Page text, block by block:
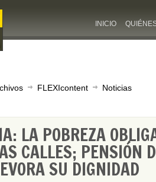
INICIO
FLEXIcontent Noticias
LA POBREZA
CALLES; PENSIÓN
SU DIGNIDAD